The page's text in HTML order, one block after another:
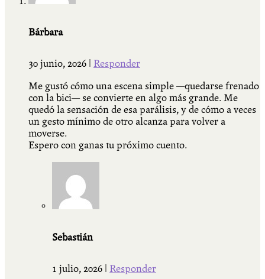
Bárbara
30 junio, 2026
Responder
Me gustó cómo una escena simple —quedarse frenado
con la bici— se convierte en algo más grande. Me
quedó la sensación de esa parálisis, y de cómo a veces
un gesto mínimo de otro alcanza para volver a
moverse.
Espero con ganas tu próximo cuento.
Sebastián
1 julio, 2026
Responder